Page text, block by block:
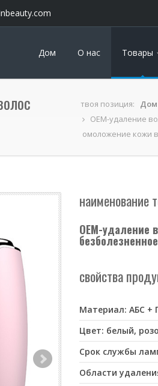
Дом О нас Товары
твоя позиция: Дом
OEM-удаление
омоложение кожи
наименование
OEM-удаление
свойства
Материал: АБС +
Цвет: белый,
Срок службы
Области